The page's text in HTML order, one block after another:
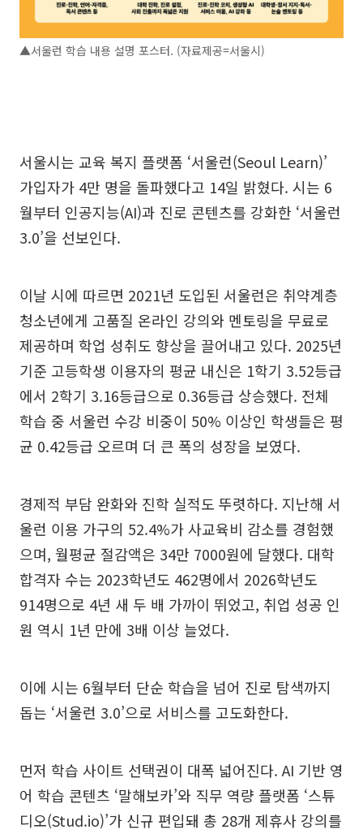
▲서울런 학습 내용 설명 포스터. (자료제공=서울시)
서울시는 교육 복지 플랫폼 ‘서울런(Seoul Learn)’
가입자가 4만 명을 돌파했다고 14일 밝혔다. 시는 6
월부터 인공지능(AI)과 진로 콘텐츠를 강화한 ‘서울런
3.0’을 선보인다.
이날 시에 따르면 2021년 도입된 서울런은 취약계층
청소년에게 고품질 온라인 강의와 멘토링을 무료로
제공하며 학업 성취도 향상을 끌어내고 있다. 2025년
기준 고등학생 이용자의 평균 내신은 1학기 3.52등급
에서 2학기 3.16등급으로 0.36등급 상승했다. 전체
학습 중 서울런 수강 비중이 50% 이상인 학생들은 평
균 0.42등급 오르며 더 큰 폭의 성장을 보였다.
경제적 부담 완화와 진학 실적도 뚜렷하다. 지난해 서
울런 이용 가구의 52.4%가 사교육비 감소를 경험했
으며, 월평균 절감액은 34만 7000원에 달했다. 대학
합격자 수는 2023학년도 462명에서 2026학년도
914명으로 4년 새 두 배 가까이 뛰었고, 취업 성공 인
원 역시 1년 만에 3배 이상 늘었다.
이에 시는 6월부터 단순 학습을 넘어 진로 탐색까지
돕는 ‘서울런 3.0’으로 서비스를 고도화한다.
먼저 학습 사이트 선택권이 대폭 넓어진다. AI 기반 영
어 학습 콘텐츠 ‘말해보카’와 직무 역량 플랫폼 ‘스튜
디오(Stud.io)’가 신규 편입돼 총 28개 제휴사 강의를